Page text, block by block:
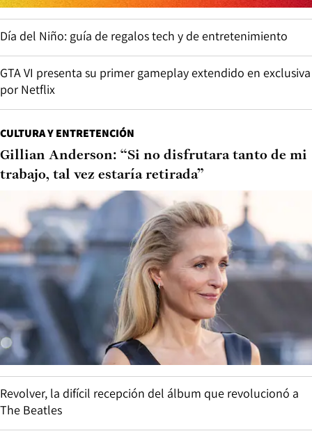
Día del Niño: guía de regalos tech y de entretenimiento
GTA VI presenta su primer gameplay extendido en exclusiva
por Netflix
CULTURA Y ENTRETENCIÓN
Gillian Anderson: “Si no disfrutara tanto de mi
trabajo, tal vez estaría retirada”
Revolver, la difícil recepción del álbum que revolucionó a
The Beatles